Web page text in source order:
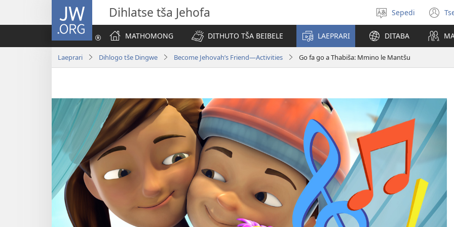
JW.ORG Dihlatse tša Jehofa
Kgetha
leleme
Sepedi
MATHOMONG
DITHUTO TŠA BEIBELE LAEPRARI DITABA
Laeprari Dihlogo tše Dingwe Become Jehovah’s Friend—Activities Go fa go a Thabiša: Mmino le Mantšu